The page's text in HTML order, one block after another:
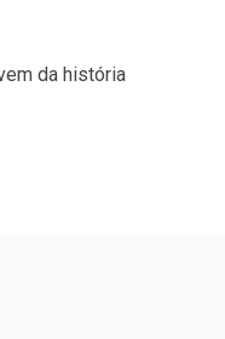
da história